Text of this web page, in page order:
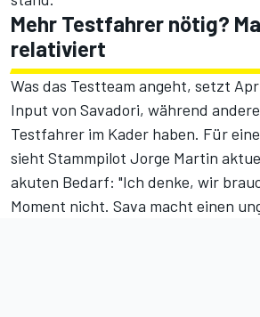
Mehr Testfahrer nötig?
relativiert
Was das Testteam angeht, setzt
Input von Savadori, während
Testfahrer im Kader haben. Für
sieht Stammpilot Jorge Martin
akuten Bedarf: "Ich denke, wir
Moment nicht. Sava macht einen